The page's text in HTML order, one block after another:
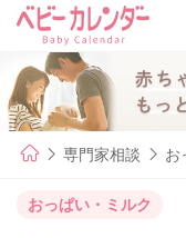
専門家相談 お
おっぱい・ミルク